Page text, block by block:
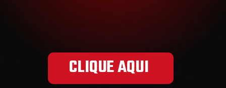
CLIQUE AQUI